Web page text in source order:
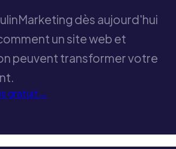
dès aujourd'hui
un site web et
peuvent transformer votre
gratuit→